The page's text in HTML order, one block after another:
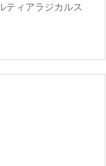
ティアラジカルス